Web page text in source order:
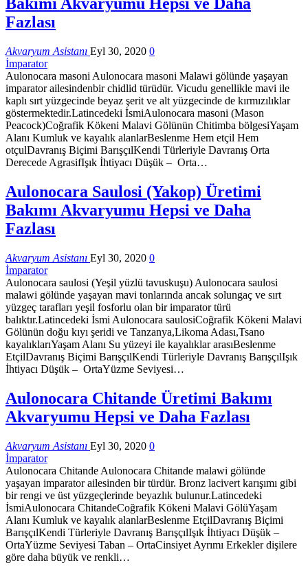
Bakımı Akvaryumu Hepsi ve Daha
Fazlası
Akvaryum Asistanı Eyl 30, 2020 0
İmparator
Aulonocara masoni Aulonocara masoni Malawi gölünde yaşayan
imparator ailesindenbir chidlid türüdür. Vicudu genellikle mavi ile
kaplı sırt yüzgecinde beyaz şerit ve alt yüzgecinde de kırmızılıklar
göstermektedir.Latincedeki İsmiAulonocara masoni (Mason
Peacock)Coğrafik Kökeni Malavi Gölünün Chitimba bölgesiYaşam
Alanı Kumluk ve kayalık alanlarBeslenme Hem etçil Hem
otçulDavranış Biçimi BarışçılKendi Türleriyle Davranış Orta
Derecede AgrasifIşık İhtiyacı Düşük – Orta…
Aulonocara Saulosi (Yakop) Üretimi
Bakımı Akvaryumu Hepsi ve Daha
Fazlası
Akvaryum Asistanı Eyl 30, 2020 0
İmparator
Aulonocara saulosi (Yeşil yüzlü tavuskuşu) Aulonocara saulosi
malawi gölünde yaşayan mavi tonlarında ancak solungaç ve sırt
yüzgeç tarafları yeşil fosforlu olan bir imparator türü
balıktır.Latincedeki İsmi Aulonocara saulosiCoğrafik Kökeni Malavi
Gölünün doğu kıyı şeridi ve Tanzanya,Likoma Adası,Tsano
kayalıklarıYaşam Alanı Su yüzeyi ile kayalıklar arasıBeslenme
EtçilDavranış Biçimi BarışçılKendi Türleriyle Davranış BarışçılIşık
İhtiyacı Düşük – OrtaYüzme Seviyesi…
Aulonocara Chitande Üretimi Bakımı
Akvaryumu Hepsi ve Daha Fazlası
Akvaryum Asistanı Eyl 30, 2020 0
İmparator
Aulonocara Chitande Aulonocara Chitande malawi gölünde
yaşayan imparator ailesinden bir türdür. Bronz lacivert karışımı gibi
bir rengi ve üst yüzgeçlerinde beyazlık bulunur.Latincedeki
İsmiAulonocara ChitandeCoğrafik Kökeni Malavi GölüYaşam
Alanı Kumluk ve kayalık alanlarBeslenme EtçilDavranış Biçimi
BarışçılKendi Türleriyle Davranış BarışçılIşık İhtiyacı Düşük –
OrtaYüzme Seviyesi Taban – OrtaCinsiyet Ayrımı Erkekler dişilere
göre daha büyük ve renkli…